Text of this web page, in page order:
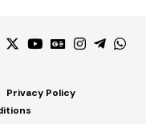
Privacy Policy